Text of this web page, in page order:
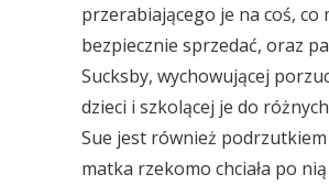
przerabiającego je na coś, co
bezpiecznie sprzedać, oraz
Sucksby, wychowującej
dzieci i szkolącej je do
Sue jest również podrzutkiem
matka rzekomo chciała po